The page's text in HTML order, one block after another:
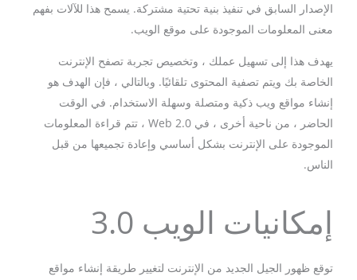
الإصدار السابق في تنفيذ بنية تحتية مشتركة. يسمح هذا للآلات بفهم
معنى المعلومات الموجودة على موقع الويب.
يهدف هذا إلى تسهيل عملك ، وتخصيص تجربة تصفح الإنترنت
الخاصة بك ويتم تصفية المحتوى تلقائيًا. وبالتالي ، فإن الهدف هو
إنشاء مواقع ويب ذكية ومتصلة وسهلة الاستخدام. في الوقت
الحاضر ، من ناحية أخرى ، في Web 2.0 ، تتم قراءة المعلومات
الموجودة على الإنترنت بشكل أساسي وإعادة تجميعها من قبل
الناس.
إمكانيات الويب 3.0
توقع ظهور الجيل الجديد من الإنترنت لتغيير طريقة إنشاء مواقع